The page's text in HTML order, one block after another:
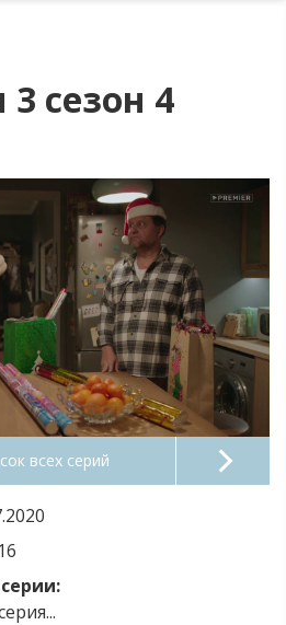
сезон 4
всех серий